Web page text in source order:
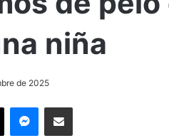
niña
de 2025
X MessengerCompartir por correo electrónico